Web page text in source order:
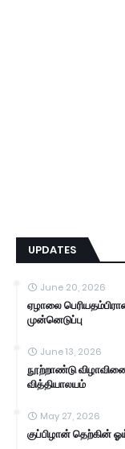
UPDATES
June 20, 2026
ஏழாலை
முன்னெடுப்பு
June 13, 2026
நூற்றாண்டு
வித்தியாலயம்
May 27, 2026
குப்பிழான் தெற்கின்